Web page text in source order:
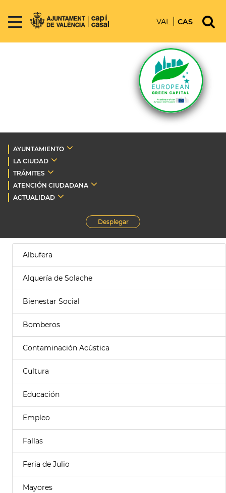
VAL CAS
AYUNTAMIENTO
LA CIUDAD
TRÁMITES
ATENCIÓN CIUDADANA
ACTUALIDAD
Desplegar
Albufera
Alquería de Solache
Bienestar Social
Bomberos
Contaminación Acústica
Cultura
Educación
Empleo
Fallas
Feria de Julio
Mayores